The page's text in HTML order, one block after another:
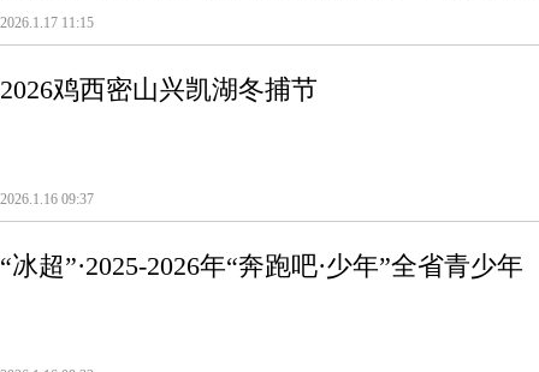
2026.1.17 11:15
2026鸡西密山兴凯湖冬捕节
2026.1.16 09:37
“冰超”·2025-2026年“奔跑吧·少年”全省青少